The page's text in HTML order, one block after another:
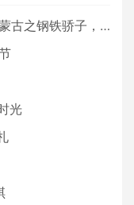
钢铁骄子，魅力包头
光